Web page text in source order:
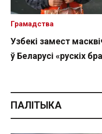
Узбекі замест
ў Беларусі «рускіх
Грамадства
ПАЛІТЫКА